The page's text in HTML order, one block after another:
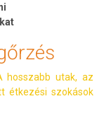
hosszabb utak, az
étkezési szokások